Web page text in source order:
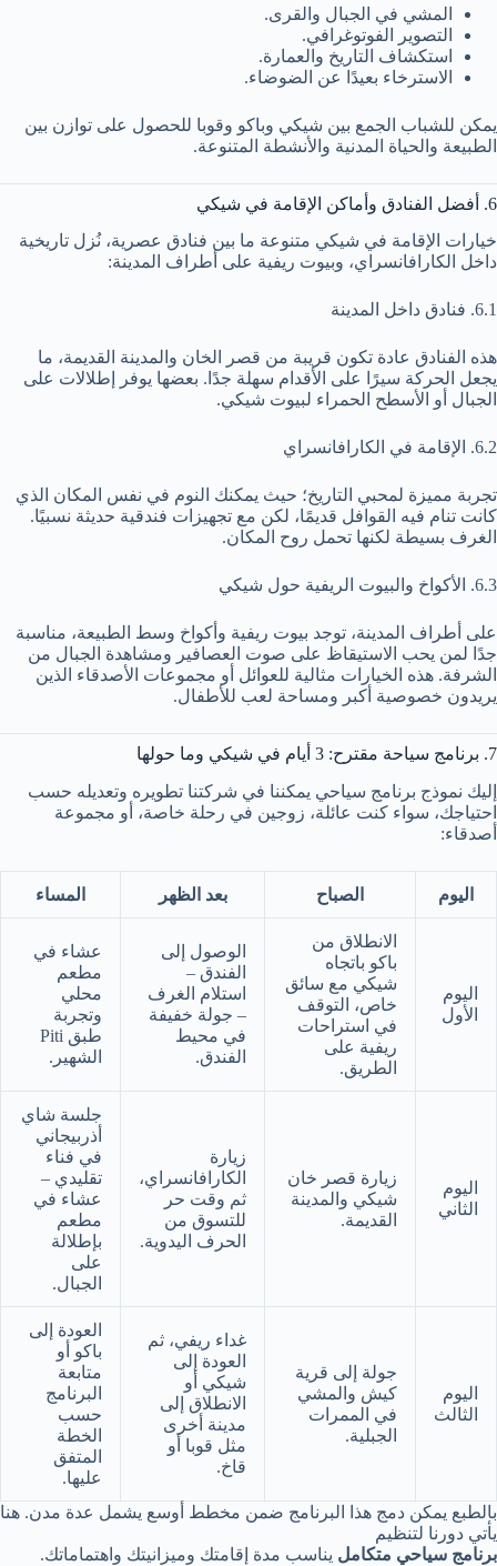
المشي في الجبال والقرى.
التصوير الفوتوغرافي.
استكشاف التاريخ والعمارة.
الاسترخاء بعيدًا عن الضوضاء.
يمكن للشباب الجمع بين شيكي وباكو وقوبا للحصول على توازن بين
الطبيعة والحياة المدنية والأنشطة المتنوعة.
6. أفضل الفنادق وأماكن الإقامة في شيكي
خيارات الإقامة في شيكي متنوعة ما بين فنادق عصرية، نُزل تاريخية
داخل الكارافانسراي، وبيوت ريفية على أطراف المدينة:
6.1. فنادق داخل المدينة
هذه الفنادق عادة تكون قريبة من قصر الخان والمدينة القديمة، ما
يجعل الحركة سيرًا على الأقدام سهلة جدًا. بعضها يوفر إطلالات على
الجبال أو الأسطح الحمراء لبيوت شيكي.
6.2. الإقامة في الكارافانسراي
تجربة مميزة لمحبي التاريخ؛ حيث يمكنك النوم في نفس المكان الذي
كانت تنام فيه القوافل قديمًا، لكن مع تجهيزات فندقية حديثة نسبيًا.
الغرف بسيطة لكنها تحمل روح المكان.
6.3. الأكواخ والبيوت الريفية حول شيكي
على أطراف المدينة، توجد بيوت ريفية وأكواخ وسط الطبيعة، مناسبة
جدًا لمن يحب الاستيقاظ على صوت العصافير ومشاهدة الجبال من
الشرفة. هذه الخيارات مثالية للعوائل أو مجموعات الأصدقاء الذين
يريدون خصوصية أكبر ومساحة لعب للأطفال.
7. برنامج سياحة مقترح: 3 أيام في شيكي وما حولها
إليك نموذج برنامج سياحي يمكننا في شركتنا تطويره وتعديله حسب
احتياجك، سواء كنت عائلة، زوجين في رحلة خاصة، أو مجموعة
أصدقاء:
اليوم الصباح بعد الظهر المساء
اليوم
الأول
الانطلاق من
باكو باتجاه
شيكي مع سائق
خاص، التوقف
في استراحات
ريفية على
الطريق.
الوصول إلى
الفندق –
استلام الغرف
– جولة خفيفة
في محيط
الفندق.
عشاء في
مطعم
محلي
وتجربة
طبق Piti
الشهير.
اليوم
الثاني
زيارة قصر خان
شيكي والمدينة
القديمة.
زيارة
الكارافانسراي،
ثم وقت حر
للتسوق من
الحرف اليدوية.
جلسة شاي
أذربيجاني
في فناء
تقليدي –
عشاء في
مطعم
بإطلالة
على
الجبال.
اليوم
الثالث
جولة إلى قرية
كيش والمشي
في الممرات
الجبلية.
غداء ريفي، ثم
العودة إلى
شيكي أو
الانطلاق إلى
مدينة أخرى
مثل قوبا أو
قاخ.
العودة إلى
باكو أو
متابعة
البرنامج
حسب
الخطة
المتفق
عليها.
بالطبع يمكن دمج هذا البرنامج ضمن مخطط أوسع يشمل عدة مدن. هنا
يأتي دورنا لتنظيم
برنامج سياحي متكامل يناسب مدة إقامتك وميزانيتك واهتماماتك.